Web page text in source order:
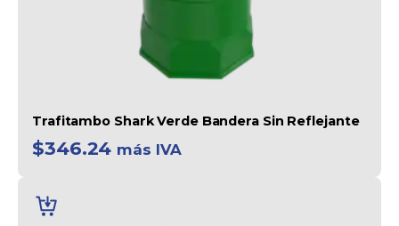
Trafitambo Shark Verde Bandera Sin Reflejante
$346.24 más IVA
AÑADIR
AL
CARRITO